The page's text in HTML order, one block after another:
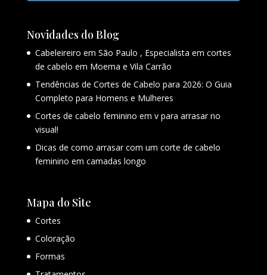
Novidades do Blog
Cabeleireiro em São Paulo , Especialista em cortes
de cabelo em Moema e Vila Carrão
Tendências de Cortes de Cabelo para 2026: O Guia
Completo para Homens e Mulheres
Cortes de cabelo feminino em v para arrasar no
visual!
Dicas de como arrasar com um corte de cabelo
feminino em camadas longo
Mapa do Site
Cortes
Coloração
Formas